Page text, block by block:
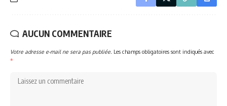
AUCUN COMMENTAIRE
Votre adresse e-mail ne sera pas publiée. Les champs obligatoires sont indiqués avec
*